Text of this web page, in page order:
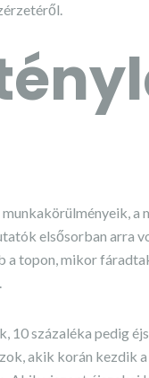
a
elsősorban arra
topon, mikor
10 százaléka pedig
akik korán kezdik